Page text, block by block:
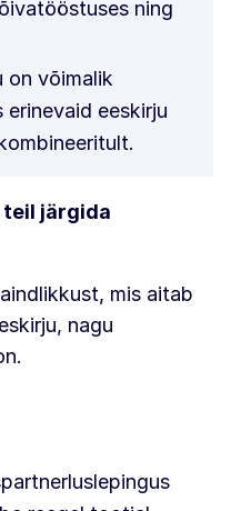
ning
on võimalik
erinevaid eeskirju
teil järgida
mis aitab
nagu